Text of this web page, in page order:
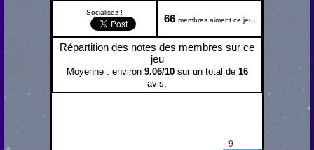
Socialisez !
66 membres aiment ce jeu.
Répartition des notes des membres sur ce
jeu
Moyenne : environ 9.06/10 sur un total de 16
avis.
9